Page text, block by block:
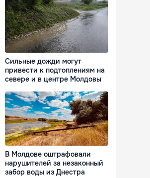
Сильные дожди могут
привести к подтоплениям на
севере и в центре Молдовы
В Молдове оштрафовали
нарушителей за незаконный
забор воды из Днестра